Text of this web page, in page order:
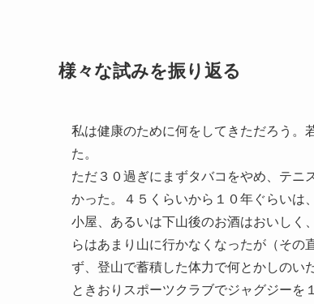
様々な試みを振り返る
私は健康のために何をしてきただろう。
た。
ただ３０過ぎにまずタバコをやめ、テニ
かった。４５くらいから１０年ぐらいは
小屋、あるいは下山後のお酒はおいしく
らはあまり山に行かなくなったが（その
ず、登山で蓄積した体力で何とかしのい
ときおりスポーツクラブでジャグジーを